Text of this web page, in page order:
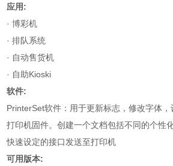
应用:
· 博彩机
· 排队系统
· 自动售货机
· 自助Kioski
软件:
PrinterSet软件：用于更新标志，修改字体
打印机固件。创建一个文档包括不同的个性
快速设定的接口发送至打印机
可用版本: